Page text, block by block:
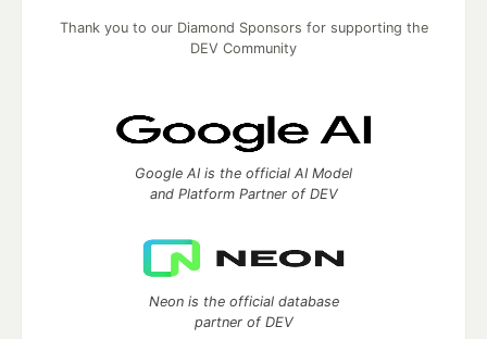
Thank you to our Diamond Sponsors for supporting the
DEV Community
Google AI is the official AI Model
and Platform Partner of DEV
Neon is the official database
partner of DEV